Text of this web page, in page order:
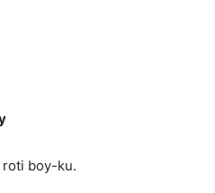
roti boy-ku.